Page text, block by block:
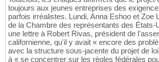
toujours aux jeunes entreprises des
parfois irréalistes. Lundi, Anna Eshoo et Zoe
de la Chambre des représentants des États-
une lettre à Robert Rivas, président de
californienne, qu'il y avait « encore des
avec la structure sous-jacente du projet de
à « se concentrer sur les règles fédérales